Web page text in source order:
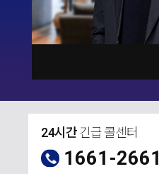
24시간긴급 콜센터
1661-2661